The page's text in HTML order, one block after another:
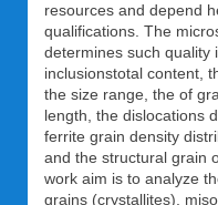
resources and depend
qualifications. The
determines such quality
inclusionstotal content,
the size range, the of
length, the dislocations
ferrite grain density
and the structural grain
work aim is to analyze
grains (crystallites),